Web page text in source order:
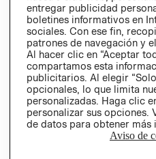
Chile ($)
entregar publicidad
boletines informativos en
sociales. Con ese fin,
patrones de navegación y
Al hacer clic en “Aceptar
compartamos esta
publicitarios. Al elegir
opcionales, lo que limita
personalizadas. Haga clic
personalizar sus opciones.
de datos para obtener más
Aviso de